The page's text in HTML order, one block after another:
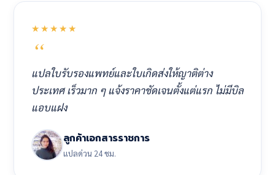
★★★★★
แปลใบรับรองแพทย์และใบเกิดส่งให้ญาติต่าง
ประเทศ เร็วมาก ๆ แจ้งราคาชัดเจนตั้งแต่แรก ไม่มีบิล
แอบแฝง
ลูกค้าเอกสารราชการ
แปลด่วน 24 ชม.